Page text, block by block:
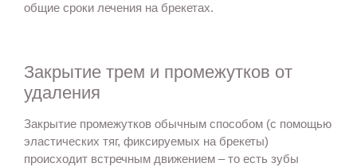
общие сроки лечения на брекетах.
Закрытие трем и промежутков от
удаления
Закрытие промежутков обычным способом (с помощью
эластических тяг, фиксируемых на брекеты)
происходит встречным движением – то есть зубы